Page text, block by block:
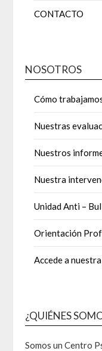
CONTACTO
NOSOTROS
Cómo
Nuestras
Nuestros
Nuestra
Unidad Anti –
Orientación
Accede a
¿QUIÉNES
Somos un Centro